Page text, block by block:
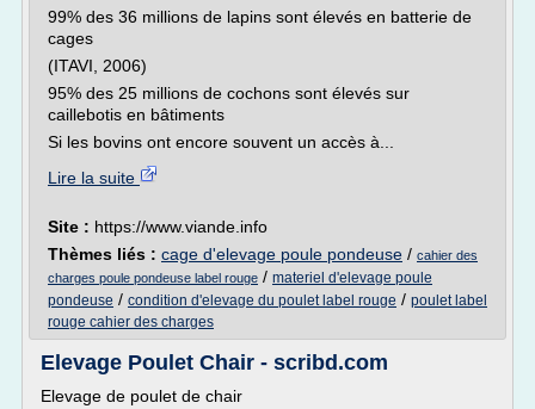
99% des 36 millions de lapins sont élevés en batterie de
cages
(ITAVI, 2006)
95% des 25 millions de cochons sont élevés sur
caillebotis en bâtiments
Si les bovins ont encore souvent un accès à...
Lire la suite
Site : https://www.viande.info
Thèmes liés : cage d'elevage poule pondeuse / cahier des
charges poule pondeuse label rouge / materiel d'elevage poule
pondeuse / condition d'elevage du poulet label rouge / poulet label
rouge cahier des charges
Elevage Poulet Chair - scribd.com
Elevage de poulet de chair